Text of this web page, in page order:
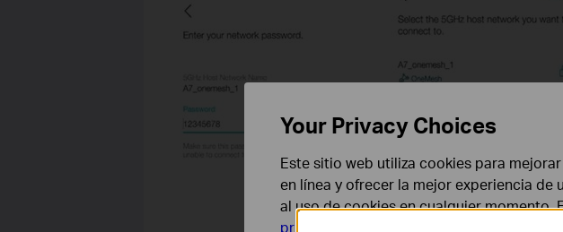
Your Privacy Choices
Este sitio web utiliza cookies para
en línea y ofrecer la mejor experiencia
al uso de cookies en cualquier
privacidad